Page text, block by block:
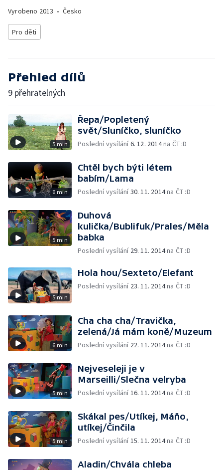
Vyrobeno 2013 • Česko
Pro děti
Přehled dílů
9 přehratelných
5 min
Řepa/Popletený
svět/Sluníčko, sluníčko
Poslední vysílání6. 12. 2014na ČT :D
6 min
Chtěl bych býti létem
babím/Lama
Poslední vysílání30. 11. 2014na ČT :D
5 min
Duhová
kulička/Bublifuk/Prales/Měla
babka
Poslední vysílání 29. 11. 2014na ČT :D
5 min
Hola hou/Sexteto/Elefant
Poslední vysílání 23. 11. 2014na ČT :D
6 min
Cha cha cha/Travička,
zelená/Já mám koně/Muzeum
Poslední vysílání 22. 11. 2014na ČT :D
5 min
Nejveseleji je v
Marseilli/Slečna velryba
Poslední vysílání16. 11. 2014na ČT :D
5 min
Skákal pes/Utíkej, Máňo,
utíkej/Činčila
Poslední vysílání15. 11. 2014na ČT :D
Aladin/Chvála chleba